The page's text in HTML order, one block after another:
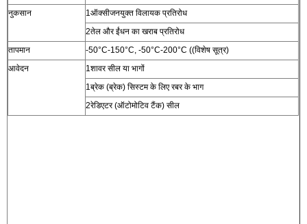
नुकसान
1ऑक्सीजनयुक्त विलायक प्रतिरोध
2तेल और ईंधन का खराब प्रतिरोध
तापमान
-50°C-150°C, -50°C-200°C ((विशेष सूत्र)
आवेदन
1शावर सील या भागों
1ब्रेक (ब्रेक) सिस्टम के लिए रबर के भाग
2रेडिएटर (ऑटोमोटिव टैंक) सील